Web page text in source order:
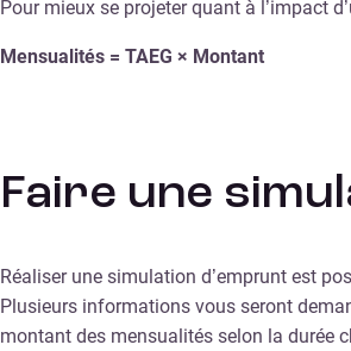
Pour mieux se projeter quant à l’impact
Mensualités = TAEG × Montant
Faire une
Réaliser une simulation d’emprunt est
Plusieurs informations vous seront
montant des mensualités selon la durée